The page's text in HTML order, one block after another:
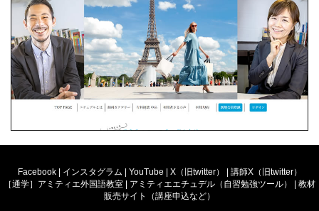
Facebook インスタグラム YouTube X（旧twitter）
講師X（旧twitter）
［通学］アミティエ外国語教室
アミティエエチュデル（自習勉強ツール）
教材
販売サイト（講座申込など）